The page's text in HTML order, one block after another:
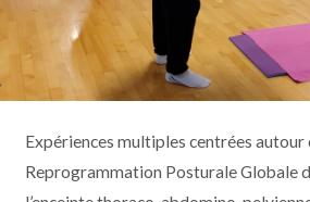
Expériences multiples centrées autour
Reprogrammation Posturale Globale